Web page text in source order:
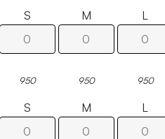
S
950
M
950
L
950
S M L